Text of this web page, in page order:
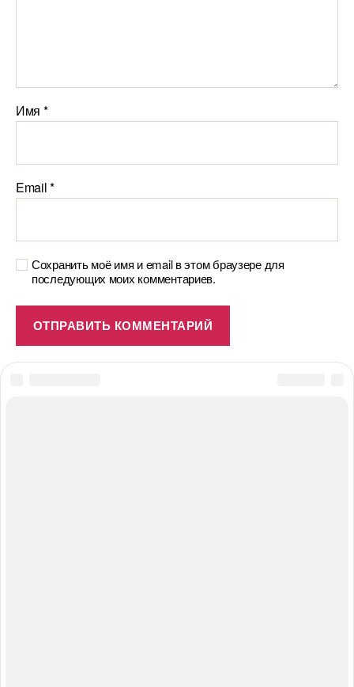
Имя *
Email*
Сохранить моё имя и email в этом браузере для
последующих моих комментариев.